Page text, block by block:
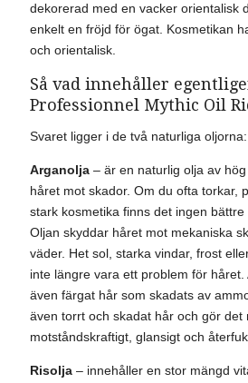
dekorerad med en vacker orientalisk
enkelt en fröjd för ögat. Kosmetikan
och orientalisk.
Så vad innehåller
Professionnel Mythic Oil
Svaret ligger i de två naturliga
Arganolja – är en naturlig olja av
håret mot skador. Om du ofta torkar,
stark kosmetika finns det ingen bättre
Oljan skyddar håret mot mekaniska
väder. Het sol, starka vindar, frost
inte längre vara ett problem för håret.
även färgat hår som skadats av
även torrt och skadat hår och gör det
motståndskraftigt, glansigt och
Risolja – innehåller en stor mängd